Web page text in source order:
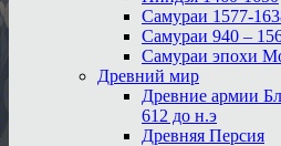
Самураи 1577-
Самураи 940 –
Самураи эпохи
Древний мир
Древние армии
612 до н.э
Древняя Персия